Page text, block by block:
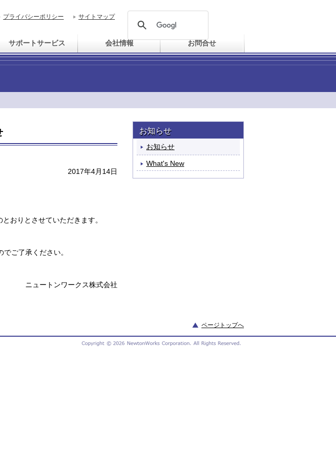
プライバシーポリシー サイトマップ
サポートサービス 会社情報 お問合せ
2017年4月14日
おりとさせていただきます。
ご了承ください。
ニュートンワークス株式会社
お知らせ
お知らせ
What's New
ページトップへ